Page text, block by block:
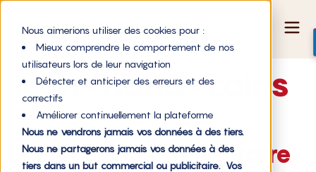
Nous aimerions utiliser des cookies pour :
Mieux comprendre le comportement de nos
utilisateurs lors de leur navigation
Détecter et anticiper des erreurs et des
correctifs
Améliorer continuellement la plateforme
Nous ne vendrons jamais vos données à des tiers.
Nous ne partagerons jamais vos données à des
tiers dans un but commercial ou publicitaire. Vos
icon-hand-coins
Laisser un commentaire